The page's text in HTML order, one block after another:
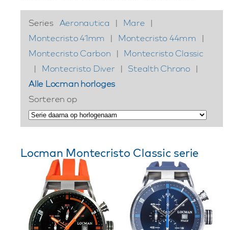
Series Aeronautica | Mare
|
Montecristo 41mm
| Montecristo 44mm
|
Montecristo Carbon
| Montecristo Classic
|
Montecristo Diver | Stealth Chrono
|
Alle Locman horloges
Sorteren op
Locman Montecristo Classic serie